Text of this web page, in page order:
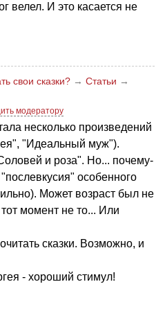
велел. И это касается не
свои сказки? → Статьи →
модератору
несколько произведений
"Идеальный муж").
и роза". Но... почему-
особенного
Может возраст был не
момент не то... Или
сказки. Возможно, и
- хороший стимул!